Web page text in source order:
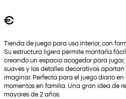
€
Tienda de juego para uso interior, con
Su estructura ligera permite montarla
creando un espacio acogedor para jugar,
suaves y los detalles decorativos
imaginar. Perfecta para el juego diario
momentos en familia. Una gran idea de
mayores de 2 años.